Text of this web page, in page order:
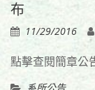
布
11/29/2016
點擊查閱簡章公